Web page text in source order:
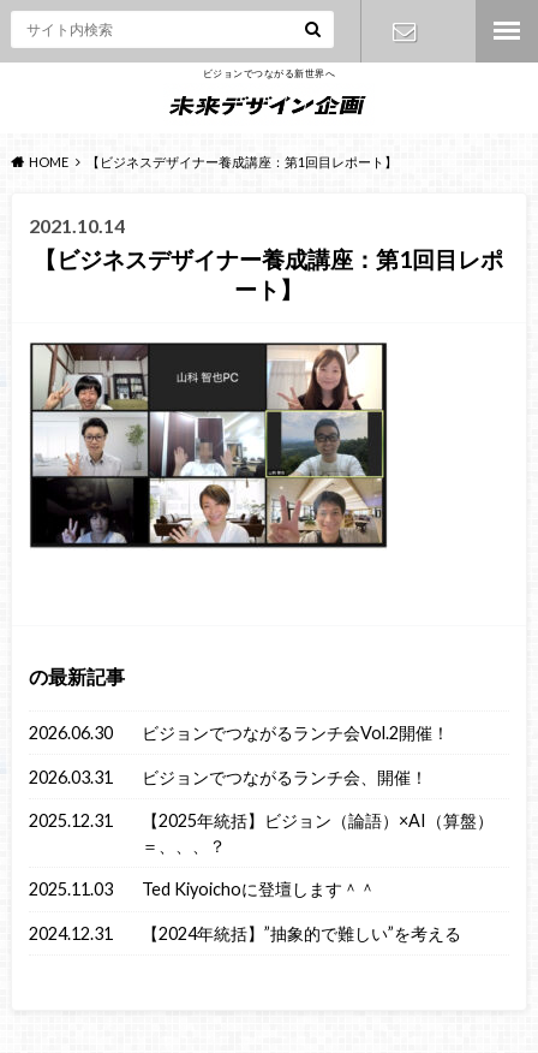
ビジョンでつながる新世界へ
HOME 【ビジネスデザイナー養成講座：第1回目レポート】
2021.10.14
【ビジネスデザイナー養成講座：第1回目レポ
ート】
の最新記事
2026.06.30 ビジョンでつながるランチ会Vol.2開催！
2026.03.31 ビジョンでつながるランチ会、開催！
2025.12.31
【2025年統括】ビジョン（論語）×AI（算盤）
＝、、、？
2025.11.03 Ted Kiyoichoに登壇します＾＾
2024.12.31 【2024年統括】”抽象的で難しい”を考える